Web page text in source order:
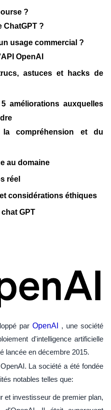
?
ChatGPT ?
usage commercial ?
OpenAI
astuces et hacks de
améliorations auxquelles
compréhension et du
au domaine
réel
considérations éthiques
GPT
par OpenAI
, une société
d'intelligence artificielle
lancée en décembre 2015.
La société a été fondée
notables telles que:
et investisseur de premier plan,